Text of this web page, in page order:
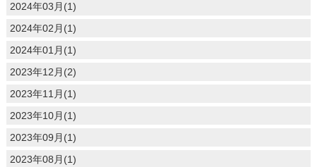
2024年03月(1)
2024年02月(1)
2024年01月(1)
2023年12月(2)
2023年11月(1)
2023年10月(1)
2023年09月(1)
2023年08月(1)